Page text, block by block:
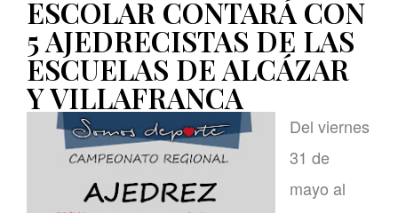
ESCOLAR CONTARÁ CON
5 AJEDRECISTAS DE LAS
ESCUELAS DE ALCÁZAR
Y VILLAFRANCA
Del viernes
31 de
mayo al